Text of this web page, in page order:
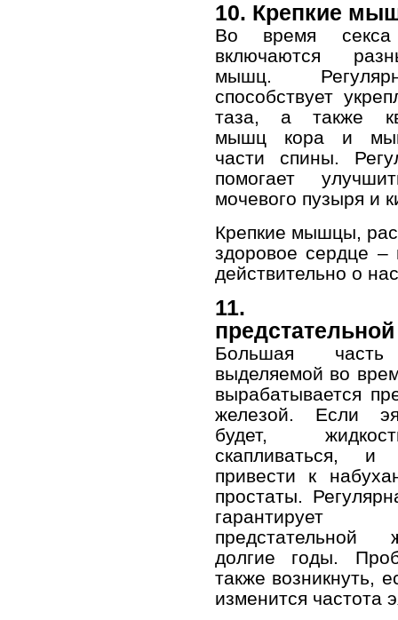
10. Крепкие
Во время
включаются
мышц.
способствует
таза, а также
мышц кора и
части спины.
помогает
мочевого пузыря и
Крепкие мышцы,
здоровое сердце –
действительно о
11.
Большая часть
выделяемой во
вырабатывается
железой. Если
будет,
скапливаться,
привести к
простаты.
гарантирует
долгие годы.
также возникнуть,
изменится частота